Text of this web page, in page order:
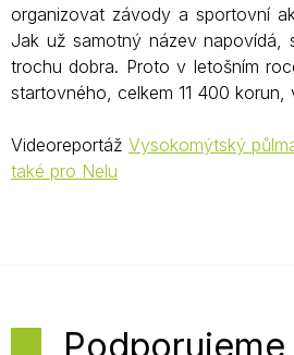
organizovat závody a sportovní
Jak už samotný název napovídá,
trochu dobra. Proto v letošním
startovného, celkem 11 400 korun,
Videoreportáž Vysokomýtský
také pro Nelu
Podporujeme